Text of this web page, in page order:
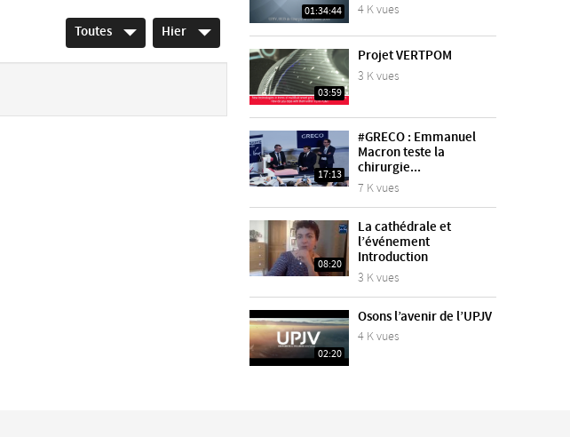
Toutes Hier
01:34:44 4 K vues
03:59
Projet VERTPOM
3 K vues
17:13
#GRECO : Emmanuel
Macron teste la
chirurgie...
7 K vues
08:20
La cathédrale et
l’événement
Introduction
3 K vues
02:20
Osons l’avenir de l’UPJV
4 K vues